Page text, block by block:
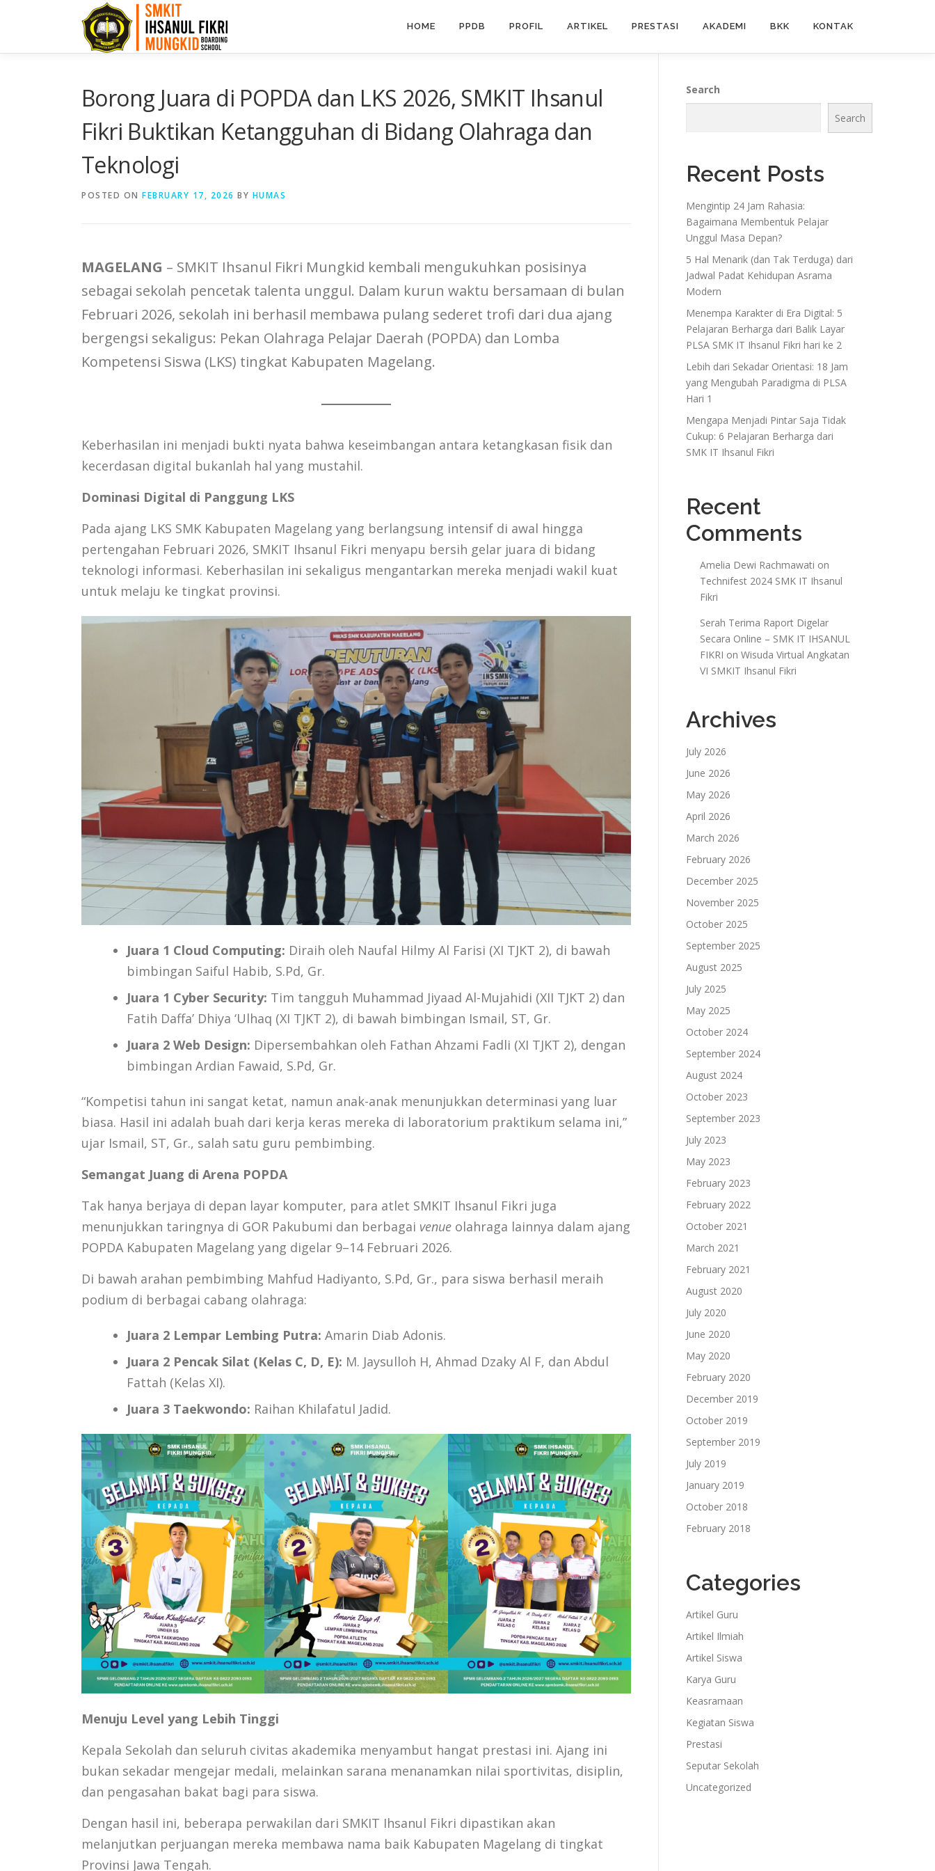
HOME PPDB PROFIL ARTIKEL PRESTASI AKADEMI BKK KONTAK
Borong Juara di POPDA dan LKS 2026, SMKIT Ihsanul
Fikri Buktikan Ketangguhan di Bidang Olahraga dan
Teknologi
POSTED ON FEBRUARY 17, 2026 BY HUMAS
MAGELANG – SMKIT Ihsanul Fikri Mungkid kembali mengukuhkan posisinya
sebagai sekolah pencetak talenta unggul. Dalam kurun waktu bersamaan di bulan
Februari 2026, sekolah ini berhasil membawa pulang sederet trofi dari dua ajang
bergengsi sekaligus: Pekan Olahraga Pelajar Daerah (POPDA) dan Lomba
Kompetensi Siswa (LKS) tingkat Kabupaten Magelang.
Keberhasilan ini menjadi bukti nyata bahwa keseimbangan antara ketangkasan fisik dan
kecerdasan digital bukanlah hal yang mustahil.
Dominasi Digital di Panggung LKS
Pada ajang LKS SMK Kabupaten Magelang yang berlangsung intensif di awal hingga
pertengahan Februari 2026, SMKIT Ihsanul Fikri menyapu bersih gelar juara di bidang
teknologi informasi. Keberhasilan ini sekaligus mengantarkan mereka menjadi wakil kuat
untuk melaju ke tingkat provinsi.
Juara 1 Cloud Computing: Diraih oleh Naufal Hilmy Al Farisi (XI TJKT 2), di bawah
bimbingan Saiful Habib, S.Pd, Gr.
Juara 1 Cyber Security: Tim tangguh Muhammad Jiyaad Al-Mujahidi (XII TJKT 2) dan
Fatih Daffa’ Dhiya ‘Ulhaq (XI TJKT 2), di bawah bimbingan Ismail, ST, Gr.
Juara 2 Web Design: Dipersembahkan oleh Fathan Ahzami Fadli (XI TJKT 2), dengan
bimbingan Ardian Fawaid, S.Pd, Gr.
“Kompetisi tahun ini sangat ketat, namun anak-anak menunjukkan determinasi yang luar
biasa. Hasil ini adalah buah dari kerja keras mereka di laboratorium praktikum selama ini,”
ujar Ismail, ST, Gr., salah satu guru pembimbing.
Semangat Juang di Arena POPDA
Tak hanya berjaya di depan layar komputer, para atlet SMKIT Ihsanul Fikri juga
menunjukkan taringnya di GOR Pakubumi dan berbagai venue olahraga lainnya dalam ajang
POPDA Kabupaten Magelang yang digelar 9–14 Februari 2026.
Di bawah arahan pembimbing Mahfud Hadiyanto, S.Pd, Gr., para siswa berhasil meraih
podium di berbagai cabang olahraga:
Juara 2 Lempar Lembing Putra: Amarin Diab Adonis.
Juara 2 Pencak Silat (Kelas C, D, E): M. Jaysulloh H, Ahmad Dzaky Al F, dan Abdul
Fattah (Kelas XI).
Juara 3 Taekwondo: Raihan Khilafatul Jadid.
Menuju Level yang Lebih Tinggi
Kepala Sekolah dan seluruh civitas akademika menyambut hangat prestasi ini. Ajang ini
bukan sekadar mengejar medali, melainkan sarana menanamkan nilai sportivitas, disiplin,
dan pengasahan bakat bagi para siswa.
Dengan hasil ini, beberapa perwakilan dari SMKIT Ihsanul Fikri dipastikan akan
melanjutkan perjuangan mereka membawa nama baik Kabupaten Magelang di tingkat
Provinsi Jawa Tengah.
Search
Search
Recent Posts
Mengintip 24 Jam Rahasia:
Bagaimana Membentuk Pelajar
Unggul Masa Depan?
5 Hal Menarik (dan Tak Terduga) dari
Jadwal Padat Kehidupan Asrama
Modern
Menempa Karakter di Era Digital: 5
Pelajaran Berharga dari Balik Layar
PLSA SMK IT Ihsanul Fikri hari ke 2
Lebih dari Sekadar Orientasi: 18 Jam
yang Mengubah Paradigma di PLSA
Hari 1
Mengapa Menjadi Pintar Saja Tidak
Cukup: 6 Pelajaran Berharga dari
SMK IT Ihsanul Fikri
Recent
Comments
Amelia Dewi Rachmawati on
Technifest 2024 SMK IT Ihsanul
Fikri
Serah Terima Raport Digelar
Secara Online – SMK IT IHSANUL
FIKRI on Wisuda Virtual Angkatan
VI SMKIT Ihsanul Fikri
Archives
July 2026
June 2026
May 2026
April 2026
March 2026
February 2026
December 2025
November 2025
October 2025
September 2025
August 2025
July 2025
May 2025
October 2024
September 2024
August 2024
October 2023
September 2023
July 2023
May 2023
February 2023
February 2022
October 2021
March 2021
February 2021
August 2020
July 2020
June 2020
May 2020
February 2020
December 2019
October 2019
September 2019
July 2019
January 2019
October 2018
February 2018
Categories
Artikel Guru
Artikel Ilmiah
Artikel Siswa
Karya Guru
Keasramaan
Kegiatan Siswa
Prestasi
Seputar Sekolah
Uncategorized